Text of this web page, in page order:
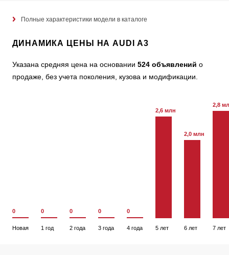
Полные характеристики модели в каталоге
ДИНАМИКА ЦЕНЫ НА AUDI A3
Указана средняя цена на основании 524 объявлений о
продаже, без учета поколения, кузова и модификации.
0
Новая
0
1 год
0
2 года
0
3 года
0
4 года
2,6 млн
5 лет
2,0 млн
6 лет
2,8
7 лет